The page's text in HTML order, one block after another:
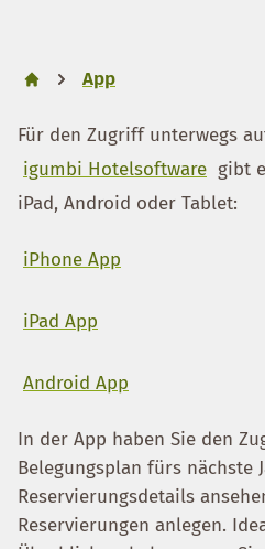
App
Für den Zugriff unterwegs
igumbi Hotelsoftware gibt
iPad, Android oder Tablet:
iPhone App
iPad App
Android App
In der App haben Sie den
Belegungsplan fürs nächste
Reservierungsdetails
Reservierungen anlegen.